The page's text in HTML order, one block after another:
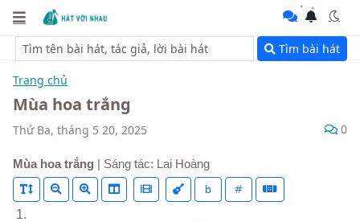
Tìm bài hát
Trang chủ
Mùa hoa trắng
Thứ Ba, tháng 5 20, 2025 0
Mùa hoa trắng | Sáng tác: Lai Hoàng
b #
1.